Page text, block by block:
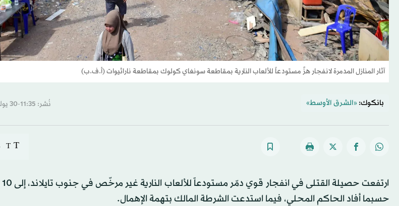
آثار المنازل المدمرة لانفجار هزَّ مستودعاً للألعاب النارية بمقاطعة سونغاي كولوك بمقاطعة ناراثيوات (أ.ف.ب)
بانكوك: «الشرق الأوسط» نُشر: 11:35-30 يوليو 2023 م ـ 13 مُحرَّم 1445 هـ
T
T
حسبما أفاد الحاكم المحلي، فيما استدعت الشرطة المالك بتهمة الإهمال.